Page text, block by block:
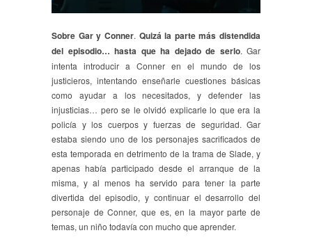
Sobre Gar y Conner. Quizá la parte más distendida
del episodio… hasta que ha dejado de serlo. Gar
intenta introducir a Conner en el mundo de los
justicieros, intentando enseñarle cuestiones básicas
como ayudar a los necesitados, y defender las
injusticias… pero se le olvidó explicarle lo que era la
policía y los cuerpos y fuerzas de seguridad. Gar
estaba siendo uno de los personajes sacrificados de
esta temporada en detrimento de la trama de Slade, y
apenas había participado desde el arranque de la
misma, y al menos ha servido para tener la parte
divertida del episodio, y continuar el desarrollo del
personaje de Conner, que es, en la mayor parte de
temas, un niño todavía con mucho que aprender.